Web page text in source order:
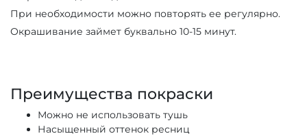
При необходимости можно повторять ее регулярно.
Окрашивание займет буквально 10-15 минут.
Преимущества покраски
Можно не использовать тушь
Насыщенный оттенок ресниц